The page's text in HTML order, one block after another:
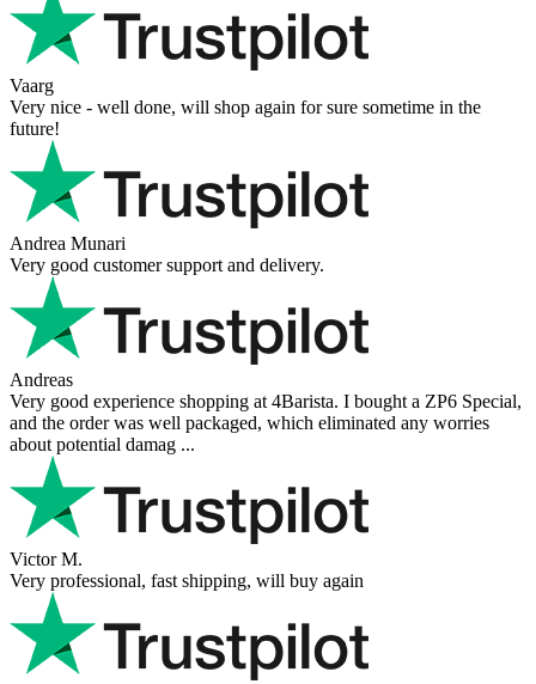
Vaarg
Very nice - well done, will shop again for sure sometime in the
future!
Andrea Munari
Very good customer support and delivery.
Andreas
Very good experience shopping at 4Barista. I bought a ZP6 Special,
and the order was well packaged, which eliminated any worries
about potential damag ...
Victor M.
Very professional, fast shipping, will buy again